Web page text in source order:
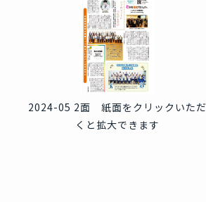
2024-05 2面 紙面をクリックいただ
くと拡大できます